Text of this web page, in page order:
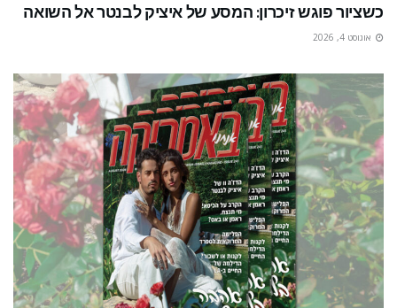
כשציור פוגש זיכרון: המסע של איציק לבנטר אל השואה
אוגוסט 4, 2026